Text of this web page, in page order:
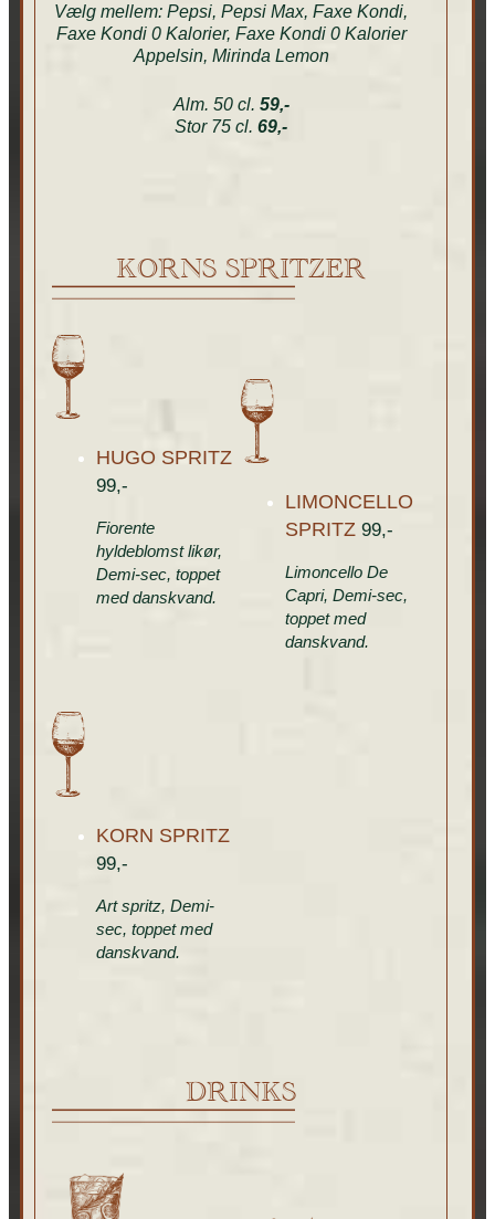
Vælg mellem: Pepsi, Pepsi Max, Faxe Kondi,
Faxe Kondi 0 Kalorier, Faxe Kondi 0 Kalorier
Appelsin, Mirinda Lemon
Alm. 50 cl. 59,-
Stor 75 cl.69,-
KORNS SPRITZER
HUGO SPRITZ
99,-
Fiorente
hyldeblomst likør,
Demi-sec, toppet
med danskvand.
LIMONCELLO
SPRITZ 99,-
Limoncello De
Capri, Demi-sec,
toppet med
danskvand.
KORN SPRITZ
99,-
Art spritz, Demi-
sec, toppet med
danskvand.
DRINKS